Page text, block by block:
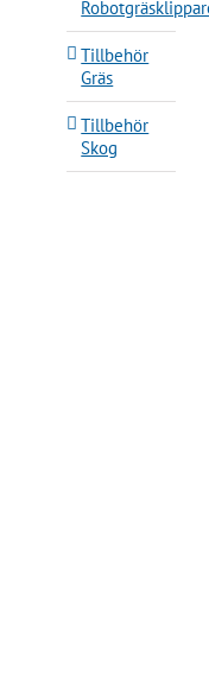
Tillbehör
Gräs
Tillbehör
Skog